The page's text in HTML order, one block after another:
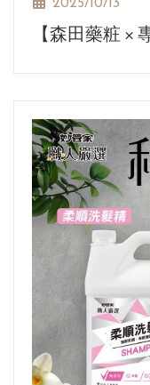
2025/10/13
【森田藥粧 ×